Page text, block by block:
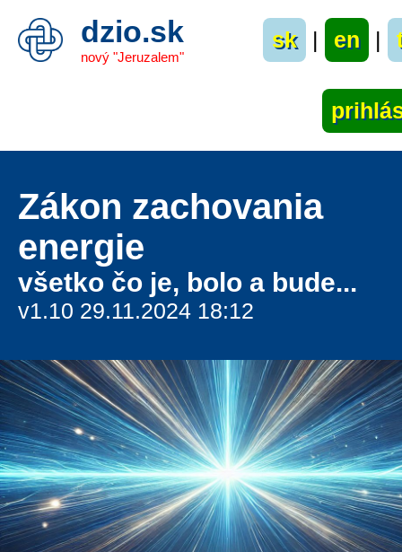
dzio.sk
nový "Jeruzalem"
sk | en |
Zákon zachovania
energie
všetko čo je, bolo a bude...
v1.10 29.11.2024 18:12